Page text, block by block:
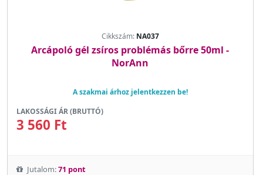
Cikkszám: NA037
Arcápoló gél zsíros problémás bőrre 50ml -
NorAnn
A szakmai árhoz jelentkezzen be!
LAKOSSÁGI ÁR (BRUTTÓ)
3 560 Ft
Jutalom:71 pont